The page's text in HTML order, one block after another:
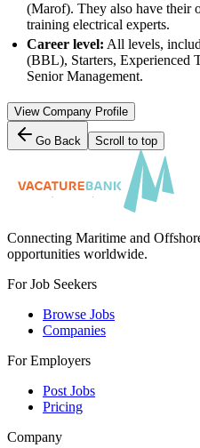
(Marof). They also have their
training electrical experts.
Career level: All levels,
(BBL), Starters, Experienced
Senior Management.
View Company Profile
Go Back Scroll to top
Connecting Maritime and
opportunities worldwide.
For Job Seekers
Browse Jobs
Companies
For Employers
Post Jobs
Pricing
Company